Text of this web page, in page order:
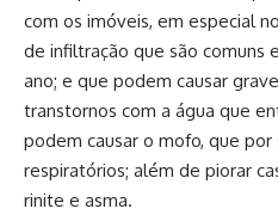
com os imóveis, em especial
de infiltração que são comuns
ano; e que podem causar
transtornos com a água que
podem causar o mofo, que
respiratórios; além de piorar
rinite e asma.